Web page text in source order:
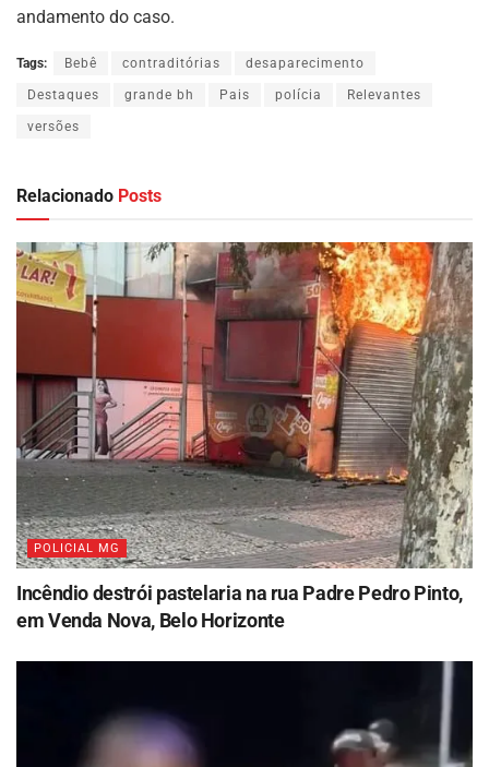
andamento do caso.
Tags: Bebê contraditórias desaparecimento
Destaques grande bh Pais polícia Relevantes
versões
Relacionado Posts
POLICIAL MG
Incêndio destrói pastelaria na rua Padre Pedro Pinto,
em Venda Nova, Belo Horizonte